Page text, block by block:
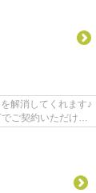
解消してくれます♪
ご契約いただけま